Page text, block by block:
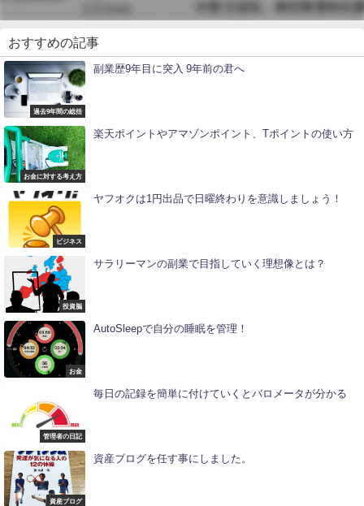
おすすめの記事
過去9年間の総括
副業歴9年目に突入 9年前の君へ
お金に対する考え方
楽天ポイントやアマゾンポイント、Tポイントの使い方
ビジネス
ヤフオクは1円出品で日曜終わりを意識しましょう！
投資脳
サラリーマンの副業で目指していく理想像とは？
お金
AutoSleepで自分の睡眠を管理！
管理者の日記
毎日の記録を簡単に付けていくとバロメータが分かる
資産ブログ
資産ブログを任す事にしました。